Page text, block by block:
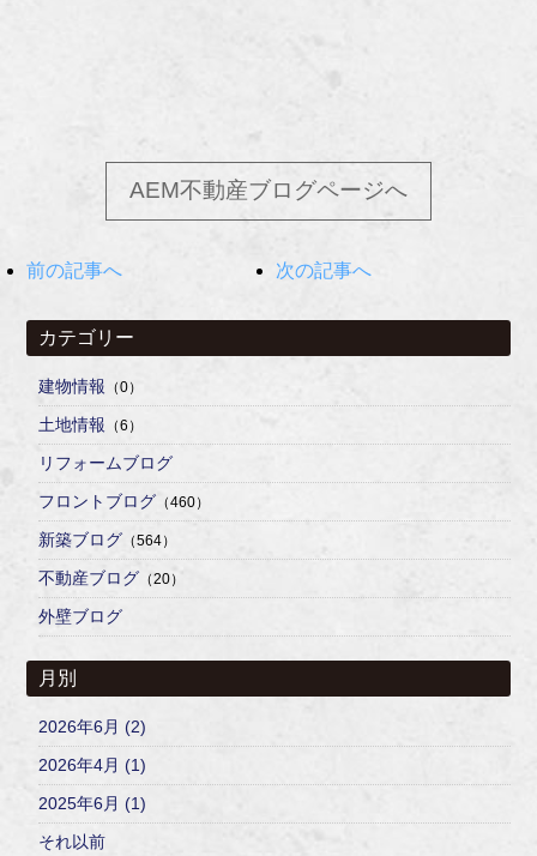
AEM不動産ブログページへ
前の記事へ 次の記事へ
カテゴリー
建物情報 （0）
土地情報 （6）
リフォームブログ
フロントブログ （460）
新築ブログ （564）
不動産ブログ （20）
外壁ブログ
月別
2026年6月 (2)
2026年4月 (1)
2025年6月 (1)
それ以前